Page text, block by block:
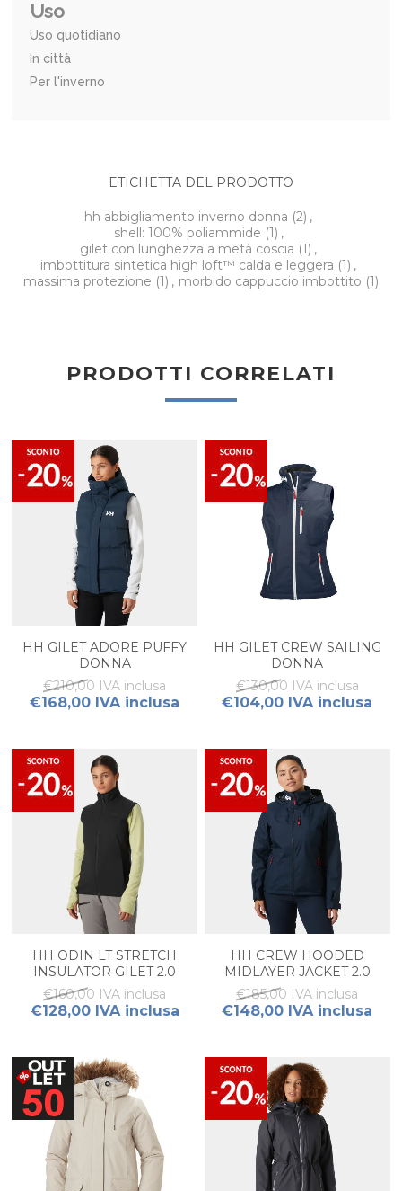
Uso
Uso quotidiano
In città
Per l'inverno
ETICHETTA DEL PRODOTTO
hh abbigliamento inverno donna (2) ,
shell: 100% poliammide (1) ,
gilet con lunghezza a metà coscia (1) ,
imbottitura sintetica high loft™ calda e leggera (1) ,
massima protezione (1) , morbido cappuccio imbottito (1)
PRODOTTI CORRELATI
HH GILET ADORE PUFFY
DONNA
€210,00 IVA inclusa
€168,00 IVA inclusa
HH GILET CREW SAILING
DONNA
€130,00 IVA inclusa
€104,00 IVA inclusa
HH ODIN LT STRETCH
INSULATOR GILET 2.0
DONNA
€160,00 IVA inclusa
€128,00 IVA inclusa
HH CREW HOODED
MIDLAYER JACKET 2.0
DONNA
€185,00 IVA inclusa
€148,00 IVA inclusa